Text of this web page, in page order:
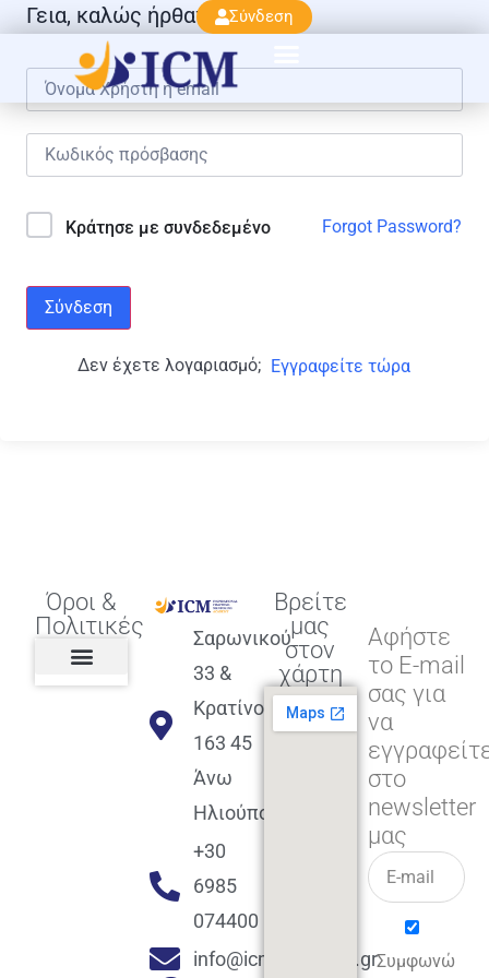
Σύνδεση
Γεια, καλώς ήρθατε πάλι!
Κράτησε με συνδεδεμένο Forgot Password?
Σύνδεση
Δεν έχετε λογαριασμό; Εγγραφείτε τώρα
Όροι &
Πολιτικές
Σαρωνικού
33 &
Κρατίνου
163 45
Άνω
Ηλιούπολη
+30
6985
074400
info@icmacademy.gr
Βρείτε
μας
στον
χάρτη
Αφήστε
το E-mail
σας για
να
στο
newsletter
μας
Συμφωνώ